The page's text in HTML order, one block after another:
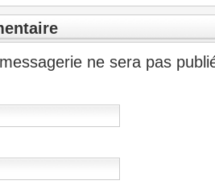
ne sera pas